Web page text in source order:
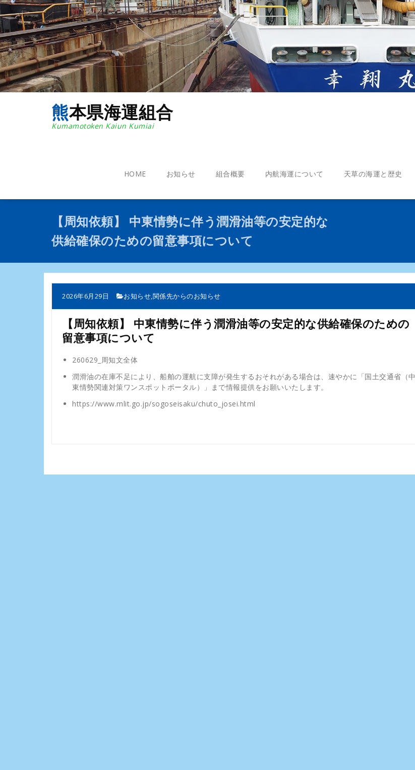
コ
ン
テ
ン
ツ
へ
ス
キ
ッ
熊本県海運組合
Kumamotoken Kaiun Kumiai
HOME お知らせ 組合概要 内航海運について 天草の海運と歴史
【周知依頼】 中東情勢に伴う潤滑油等の安定的な
供給確保のための留意事項について
2026年6月29日 お知らせ,関係先からのお知らせ
【周知依頼】 中東情勢に伴う潤滑油等の安定的な供給確保のための
留意事項について
260629_周知文全体
潤滑油の在庫不足により、船舶の運航に支障が発生するおそれがある場合は、速やかに「国土交通省（中
東情勢関連対策ワンスポットポータル）」まで情報提供をお願いいたします。
https://www.mlit.go.jp/sogoseisaku/chuto_josei.html